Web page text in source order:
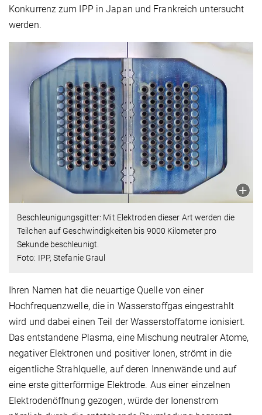
Konkurrenz zum IPP in Japan und Frankreich untersucht
werden.
Beschleunigungsgitter: Mit Elektroden dieser Art werden die
Teilchen auf Geschwindigkeiten bis 9000 Kilometer pro
Sekunde beschleunigt.
Foto: IPP, Stefanie Graul
Ihren Namen hat die neuartige Quelle von einer
Hochfrequenzwelle, die in Wasserstoffgas eingestrahlt
wird und dabei einen Teil der Wasserstoffatome ionisiert.
Das entstandene Plasma, eine Mischung neutraler Atome,
negativer Elektronen und positiver Ionen, strömt in die
eigentliche Strahlquelle, auf deren Innenwände und auf
eine erste gitterförmige Elektrode. Aus einer einzelnen
Elektrodenöffnung gezogen, würde der Ionenstrom